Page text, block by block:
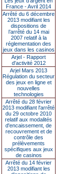
France - Avril 2014
Arrêté du 6 décembre
2013 modifiant les
dispositions de
l’arrêté du 14 mai
2007 relatif à la
réglementation des
jeux dans les casinos
Arjel - Rapport
d'activité 2012
Arjel Mars 2013
Régulation du secteur
des jeux en ligne et
nouvelles
technologies
Arrêté du 28 février
2013 modifiant l'arrêté
du 29 octobre 2010
relatif aux modalités
d'encaissement, de
recouvrement et de
contrôle des
prélèvements
spécifiques aux jeux
de casinos
Arrêté du 14 février
2013 modifiant les